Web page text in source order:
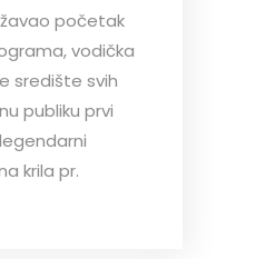
početak
vodička
središte svih
publiku prvi
krila pr.